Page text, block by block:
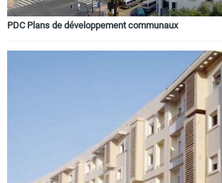
PDC Plans de développement communaux